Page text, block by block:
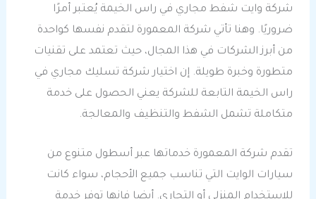
شركة وايت شفط مجاري في راس الخيمة يُعتبر أمرًا
ضروريًا. وهنا تأتي شركة المعمورة لتقدم نفسها كواحدة
من أبرز الشركات في هذا المجال، حيث تعتمد على تقنيات
متطورة وخبرة طويلة. إن اختيار شركة تسليك مجاري في
راس الخيمة التابعة للشركة يعني الحصول على خدمة
متكاملة تشمل الشفط والتنظيف والمعالجة.
تقدم شركة المعمورة خدماتها عبر أسطول متنوع من
سيارات الوايت التي تناسب جميع الأحجام، سواء كانت